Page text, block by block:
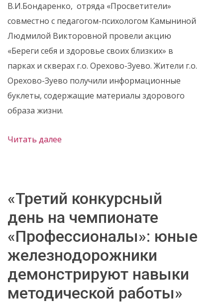
В.И.Бондаренко, отряда «Просветители»
совместно с педагогом-психологом Камыниной
Людмилой Викторовной провели акцию
«Береги себя и здоровье своих близких» в
парках и скверах г.о. Орехово-Зуево. Жители г.о.
Орехово-Зуево получили информационные
буклеты, содержащие материалы здорового
образа жизни.
Читать далее
«Третий конкурсный
день на чемпионате
«Профессионалы»: юные
железнодорожники
демонстрируют навыки
методической работы»